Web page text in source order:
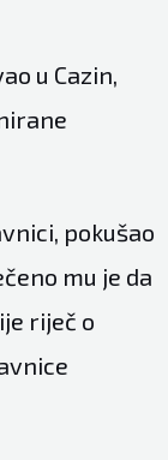
u Cazin,
pokušao
mu je da
riječ o